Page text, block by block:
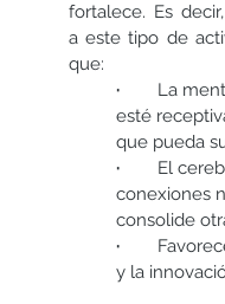
fortalece. Es
a este tipo de
que:
·
La
esté
que pueda
·
El
conexiones
consolide
· Favorece
y la